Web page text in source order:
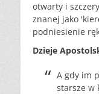
otwarty i
znanej jako
podniesienie
Dzieje
A gdy im
starsze w